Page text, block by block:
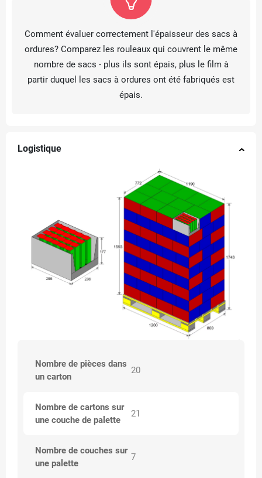
Comment évaluer correctement l'épaisseur des sacs à
ordures? Comparez les rouleaux qui couvrent le même
nombre de sacs - plus ils sont épais, plus le film à
partir duquel les sacs à ordures ont été fabriqués est
épais.
Logistique
Nombre de pièces dans
un carton
20
Nombre de cartons sur
une couche de palette
21
Nombre de couches sur
une palette
7